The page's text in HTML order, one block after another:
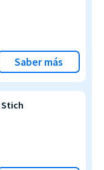
Saber más
Stich